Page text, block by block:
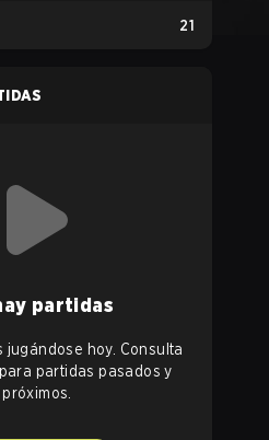
21
partidas
jugándose hoy. Consulta
partidas pasados y
próximos.